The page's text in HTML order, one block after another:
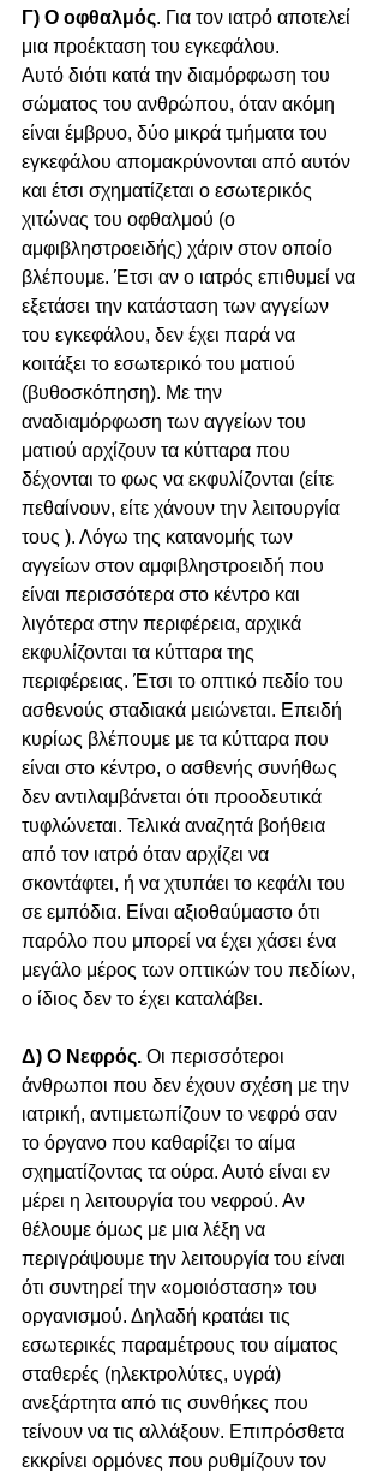
Γ) Ο οφθαλμός. Για τον ιατρό αποτελεί
μια προέκταση του εγκεφάλου.
Αυτό διότι κατά την διαμόρφωση του
σώματος του ανθρώπου, όταν ακόμη
είναι έμβρυο, δύο μικρά τμήματα του
εγκεφάλου απομακρύνονται από αυτόν
και έτσι σχηματίζεται ο εσωτερικός
χιτώνας του οφθαλμού (ο
αμφιβληστροειδής) χάριν στον οποίο
βλέπουμε. Έτσι αν ο ιατρός επιθυμεί να
εξετάσει την κατάσταση των αγγείων
του εγκεφάλου, δεν έχει παρά να
κοιτάξει το εσωτερικό του ματιού
(βυθοσκόπηση). Με την
αναδιαμόρφωση των αγγείων του
ματιού αρχίζουν τα κύτταρα που
δέχονται το φως να εκφυλίζονται (είτε
πεθαίνουν, είτε χάνουν την λειτουργία
τους ). Λόγω της κατανομής των
αγγείων στον αμφιβληστροειδή που
είναι περισσότερα στο κέντρο και
λιγότερα στην περιφέρεια, αρχικά
εκφυλίζονται τα κύτταρα της
περιφέρειας. Έτσι το οπτικό πεδίο του
ασθενούς σταδιακά μειώνεται. Επειδή
κυρίως βλέπουμε με τα κύτταρα που
είναι στο κέντρο, ο ασθενής συνήθως
δεν αντιλαμβάνεται ότι προοδευτικά
τυφλώνεται. Τελικά αναζητά βοήθεια
από τον ιατρό όταν αρχίζει να
σκοντάφτει, ή να χτυπάει το κεφάλι του
σε εμπόδια. Είναι αξιοθαύμαστο ότι
παρόλο που μπορεί να έχει χάσει ένα
μεγάλο μέρος των οπτικών του πεδίων,
ο ίδιος δεν το έχει καταλάβει.
Δ) Ο Νεφρός. Οι περισσότεροι
άνθρωποι που δεν έχουν σχέση με την
ιατρική, αντιμετωπίζουν το νεφρό σαν
το όργανο που καθαρίζει το αίμα
σχηματίζοντας τα ούρα. Αυτό είναι εν
μέρει η λειτουργία του νεφρού. Αν
θέλουμε όμως με μια λέξη να
περιγράψουμε την λειτουργία του είναι
ότι συντηρεί την «ομοιόσταση» του
οργανισμού. Δηλαδή κρατάει τις
εσωτερικές παραμέτρους του αίματος
σταθερές (ηλεκτρολύτες, υγρά)
ανεξάρτητα από τις συνθήκες που
τείνουν να τις αλλάξουν. Επιπρόσθετα
εκκρίνει ορμόνες που ρυθμίζουν τον